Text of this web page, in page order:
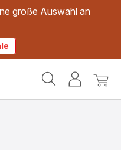
große Auswahl an
Mein
Mein